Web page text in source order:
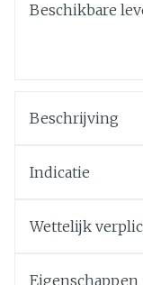
Beschikbare
Beschrijving
Indicatie
Wettelijk
Eigenschappen